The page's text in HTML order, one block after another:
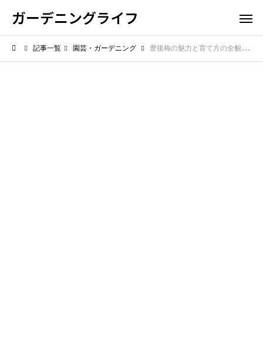
ガーデニングライフ
記事一覧 園芸・ガーデニング 豊後梅の魅力と育て方の全貌【梅を育てる楽しさ】